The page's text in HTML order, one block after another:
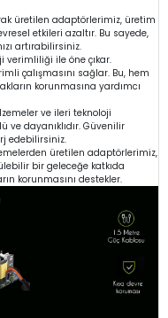
üretilen adaptörlerimiz, üretim
etkileri azaltır. Bu sayede,
artırabilirsiniz.
verimliliği ile öne çıkar.
çalışmasını sağlar. Bu, hem
korunmasına yardımcı
ve ileri teknoloji
dayanıklıdır. Güvenilir
edebilirsiniz.
üretilen adaptörlerimiz,
bir geleceğe katkıda
korunmasını destekler.